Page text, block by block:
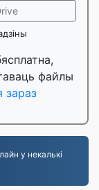
файлы
зараз
у некалькі